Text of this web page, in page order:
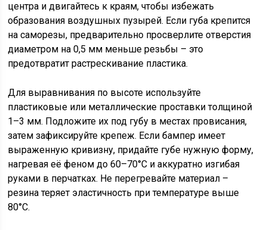
центра и двигайтесь к краям, чтобы избежать
образования воздушных пузырей. Если губа крепится
на саморезы, предварительно просверлите отверстия
диаметром на 0,5 мм меньше резьбы – это
предотвратит растрескивание пластика.
Для выравнивания по высоте используйте
пластиковые или металлические проставки толщиной
1–3 мм. Подложите их под губу в местах провисания,
затем зафиксируйте крепеж. Если бампер имеет
выраженную кривизну, придайте губе нужную форму,
нагревая её феном до 60–70°C и аккуратно изгибая
руками в перчатках. Не перегревайте материал –
резина теряет эластичность при температуре выше
80°C.